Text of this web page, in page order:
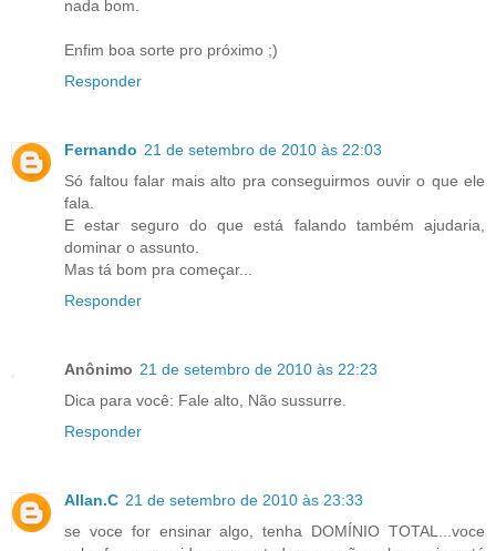
nada bom.
Enfim boa sorte pro próximo ;)
Responder
Fernando 21 de setembro de 2010 às 22:03
Só faltou falar mais alto pra conseguirmos ouvir o que ele
fala.
E estar seguro do que está falando também ajudaria,
dominar o assunto.
Mas tá bom pra começar...
Responder
Anônimo 21 de setembro de 2010 às 22:23
Dica para você: Fale alto, Não sussurre.
Responder
Allan.C 21 de setembro de 2010 às 23:33
se voce for ensinar algo, tenha DOMÍNIO TOTAL...voce